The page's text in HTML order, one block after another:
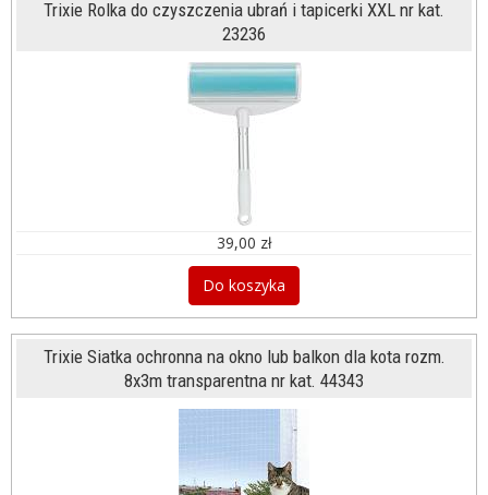
Trixie Rolka do czyszczenia ubrań i tapicerki XXL nr kat.
23236
39,00 zł
Do koszyka
Trixie Siatka ochronna na okno lub balkon dla kota rozm.
8x3m transparentna nr kat. 44343